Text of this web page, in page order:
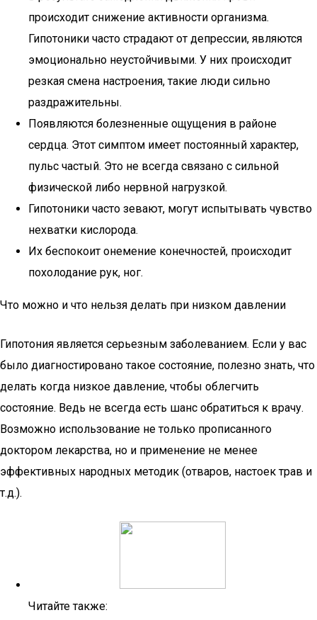
происходит снижение активности организма.
Гипотоники часто страдают от депрессии, являются
эмоционально неустойчивыми. У них происходит
резкая смена настроения, такие люди сильно
раздражительны.
Появляются болезненные ощущения в районе
сердца. Этот симптом имеет постоянный характер,
пульс частый. Это не всегда связано с сильной
физической либо нервной нагрузкой.
Гипотоники часто зевают, могут испытывать чувство
нехватки кислорода.
Их беспокоит онемение конечностей, происходит
похолодание рук, ног.
Что можно и что нельзя делать при низком давлении
Гипотония является серьезным заболеванием. Если у вас
было диагностировано такое состояние, полезно знать, что
делать когда низкое давление, чтобы облегчить
состояние. Ведь не всегда есть шанс обратиться к врачу.
Возможно использование не только прописанного
доктором лекарства, но и применение не менее
эффективных народных методик (отваров, настоек трав и
т.д.).
Читайте также: